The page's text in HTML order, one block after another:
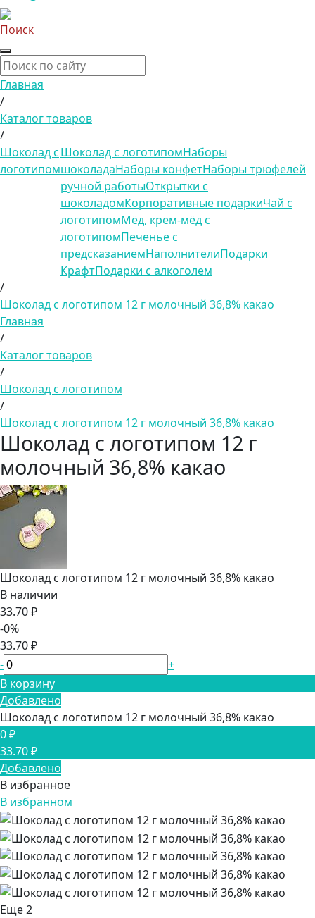
Поиск
Главная
/
Каталог товаров
/
Шоколад с
логотипом
Шоколад с логотипомНаборы
шоколадаНаборы конфетНаборы трюфелей
ручной работыОткрытки с
шоколадомКорпоративные подаркиЧай с
логотипомМёд, крем-мёд с
логотипомПеченье с
предсказаниемНаполнителиПодарки
КрафтПодарки с алкоголем
/
Шоколад с логотипом 12 г молочный 36,8% какао
Главная
/
Каталог товаров
/
Шоколад с логотипом
/
Шоколад с логотипом 12 г молочный 36,8% какао
Шоколад с логотипом 12 г
молочный 36,8% какао
Шоколад с логотипом 12 г молочный 36,8% какао
В наличии
33.70 ₽
-0%
33.70 ₽
-
+
В корзину
Добавлено
Шоколад с логотипом 12 г молочный 36,8% какао
0 ₽
33.70 ₽
Добавлено
В избранное
В избранном
Еще2